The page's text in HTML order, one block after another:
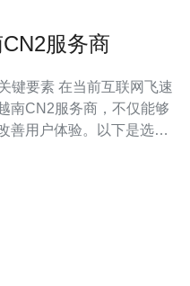
服务商
键要素 在当前互联网飞速
南CN2服务商，不仅能够
善用户体验。以下是选择